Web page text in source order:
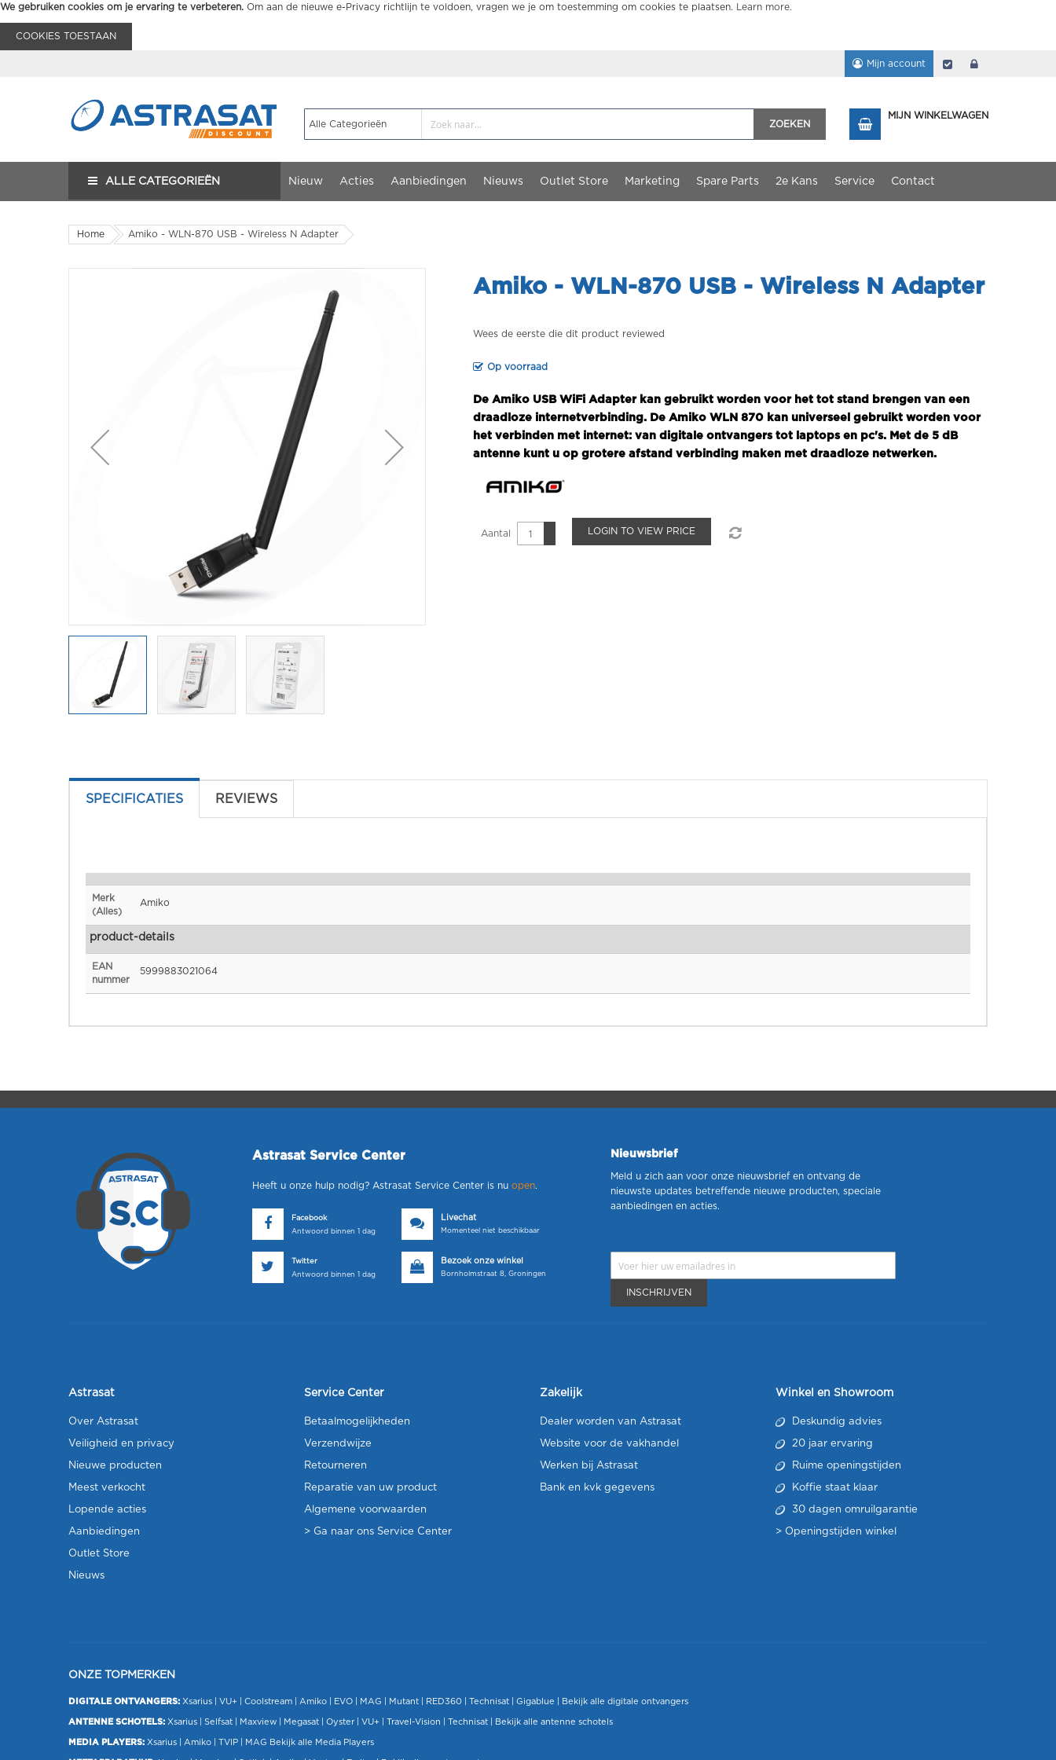
We gebruiken cookies om je ervaring te verbeteren. Om aan de nieuwe e-Privacy richtlijn te voldoen, vragen we je om toestemming om cookies te plaatsen. Learn more.
COOKIES TOESTAAN
Mijn account Afrekenen
ZOEKEN
MIJN WINKELWAGEN
ALLE CATEGORIEËN Nieuw Acties Aanbiedingen Nieuws Outlet Store Marketing Spare Parts 2e Kans Service Contact
Home Amiko - WLN-870 USB - Wireless N Adapter
Amiko - WLN-870 USB - Wireless N Adapter
Wees de eerste die dit product reviewed
Op voorraad
De Amiko USB WiFi Adapter kan gebruikt worden voor het tot stand brengen van een
draadloze internetverbinding. De Amiko WLN 870 kan universeel gebruikt worden voor
het verbinden met internet: van digitale ontvangers tot laptops en pc's. Met de 5 dB
antenne kunt u op grotere afstand verbinding maken met draadloze netwerken.
Aantal LOGIN TO VIEW PRICE
SPECIFICATIES REVIEWS
Merk
(Alles)
Amiko
product-details
EAN
nummer
5999883021064
Astrasat Service Center
Heeft u onze hulp nodig? Astrasat Service Center is nu open.
Facebook
Antwoord binnen 1 dag
Livechat
Momenteel niet beschikbaar
Twitter
Antwoord binnen 1 dag
Bezoek onze winkel
Bornholmstraat 8, Groningen
Nieuwsbrief
Meld u zich aan voor onze nieuwsbrief en ontvang de
nieuwste updates betreffende nieuwe producten, speciale
aanbiedingen en acties.
INSCHRIJVEN
Astrasat
Over Astrasat
Veiligheid en privacy
Nieuwe producten
Meest verkocht
Lopende acties
Aanbiedingen
Outlet Store
Nieuws
Service Center
Betaalmogelijkheden
Verzendwijze
Retourneren
Reparatie van uw product
Algemene voorwaarden
> Ga naar ons Service Center
Zakelijk
Dealer worden van Astrasat
Website voor de vakhandel
Werken bij Astrasat
Bank en kvk gegevens
Winkel en Showroom
Deskundig advies
20 jaar ervaring
Ruime openingstijden
Koffie staat klaar
30 dagen omruilgarantie
> Openingstijden winkel
ONZE TOPMERKEN
DIGITALE ONTVANGERS: Xsarius VU+ | Coolstream | Amiko EVO MAG Mutant | RED360 | Technisat Gigablue Bekijk alle digitale ontvangers
ANTENNE SCHOTELS: Xsarius Selfsat Maxview Megasat | Oyster | VU+ Travel-Vision Technisat Bekijk alle antenne schotels
MEDIA PLAYERS: Xsarius Amiko TVIP MAG Bekijk alle Media Players